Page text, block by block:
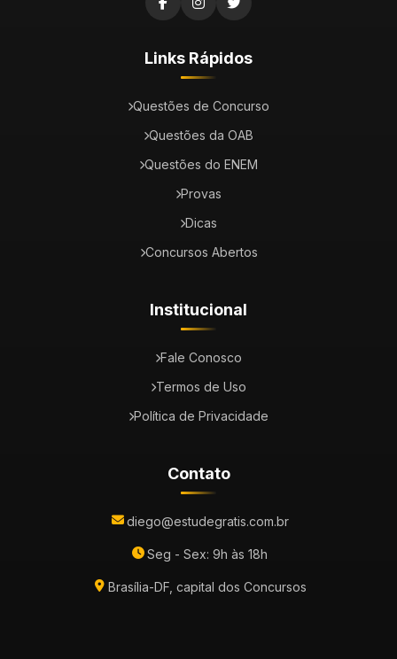
Links Rápidos
Questões de Concurso
Questões da OAB
Questões do ENEM
Provas
Dicas
Concursos Abertos
Institucional
Fale Conosco
Termos de Uso
Política de Privacidade
Contato
diego@estudegratis.com.br
Seg - Sex: 9h às 18h
Brasília-DF, capital dos Concursos